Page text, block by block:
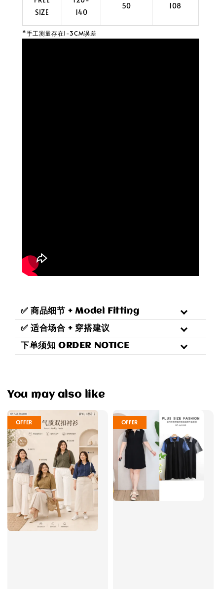
SIZE
140
50 108
*手工测量存在1-3CM误差
✅ 商品细节 + Model Fitting
✅ 适合场合 + 穿搭建议
下单须知 ORDER NOTICE
You may also like
OFFER OFFER